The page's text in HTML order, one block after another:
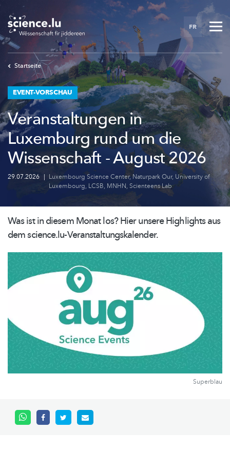
Skip
main
content
FR
Startseite
EVENT-VORSCHAU
Veranstaltungen in
Luxemburg rund um die
Wissenschaft - August 2026
29.07.2026 | Luxembourg Science Center, Naturpark Our, University of
Luxembourg, LCSB, MNHN, Scienteens Lab
Was ist in diesem Monat los? Hier unsere Highlights aus
demscience.lu-Veranstaltungskalender.
Superblau